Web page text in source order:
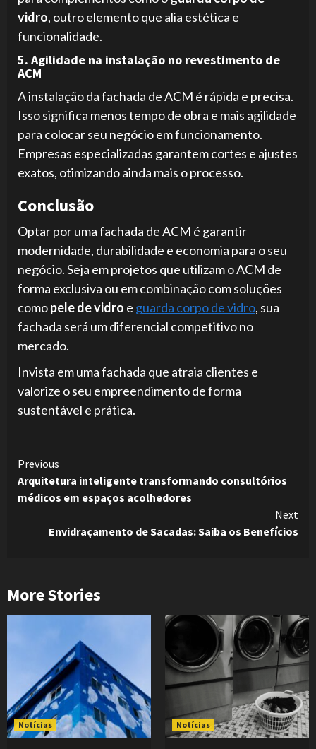
vidro, outro elemento que alia estética e
funcionalidade.
5. Agilidade na instalação no revestimento de
ACM
A instalação da fachada de ACM é rápida e precisa.
Isso significa menos tempo de obra e mais agilidade
para colocar seu negócio em funcionamento.
Empresas especializadas garantem cortes e ajustes
exatos, otimizando ainda mais o processo.
Conclusão
Optar por uma fachada de ACM é garantir
modernidade, durabilidade e economia para o seu
negócio. Seja em projetos que utilizam o ACM de
forma exclusiva ou em combinação com soluções
comopele de vidro e guarda corpo de vidro, sua
fachada será um diferencial competitivo no
mercado.
Invista em uma fachada que atraia clientes e
valorize o seu empreendimento de forma
sustentável e prática.
Continue
Reading
Previous
Arquitetura inteligente transformando consultórios
médicos em espaços acolhedores
Next
Envidraçamento de Sacadas: Saiba os Benefícios
More Stories
Notícias Notícias